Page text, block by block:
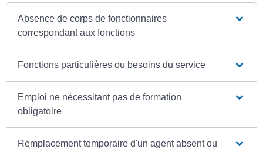
Absence de corps de fonctionnaires
correspondant aux fonctions
Fonctions particulières ou besoins du service
Emploi ne nécessitant pas de formation
obligatoire
Remplacement temporaire d'un agent absent ou